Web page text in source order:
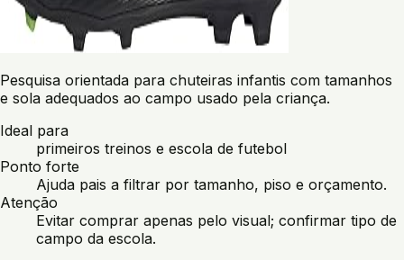
Pesquisa orientada para chuteiras infantis com tamanhos
e sola adequados ao campo usado pela criança.
Ideal para
primeiros treinos e escola de futebol
Ponto forte
Ajuda pais a filtrar por tamanho, piso e orçamento.
Atenção
Evitar comprar apenas pelo visual; confirmar tipo de
campo da escola.